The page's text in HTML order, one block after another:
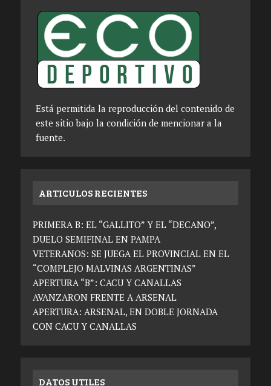
Está permitida la reproducción del contenido de
este sitio bajo la condición de mencionar a la
fuente.
ARTICULOS RECIENTES
PRIMERA B: EL “GALLITO” Y EL “DECANO”,
DUELO SEMIFINAL EN PAMPA
VETERANOS: SE JUEGA EL PROVINCIAL EN EL
“COMPLEJO MALVINAS ARGENTINAS”
APERTURA “B”: CACU Y CANALLAS
AVANZARON FRENTE A ARSENAL
APERTURA: ARSENAL, EN DOBLE JORNADA
CON CACU Y CANALLAS
DATOS UTILES